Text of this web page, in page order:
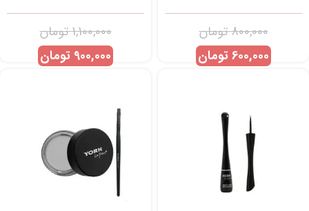
800,000تومان
600,000 تومان
1,100,000تومان
900,000 تومان